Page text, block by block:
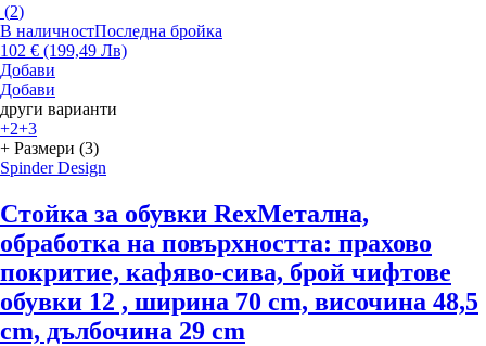
(2)
В наличностПоследна бройка
102 € (199,49 Лв)
Добави
Добави
други варианти
+2+3
+ Размери (3)
Spinder Design
Стойка за обувки RexМетална,
oбработка на повърхността: прахово
покритие, кафяво-сива, брой чифтове
обувки 12 , ширина 70 cm, височина 48,5
cm, дълбочина 29 cm